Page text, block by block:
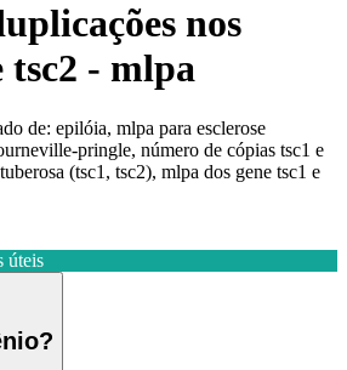
nos
tsc2 - mlpa
de: epilóia, mlpa para esclerose
pringle, número de cópias tsc1 e
(tsc1, tsc2), mlpa dos gene tsc1 e
úteis